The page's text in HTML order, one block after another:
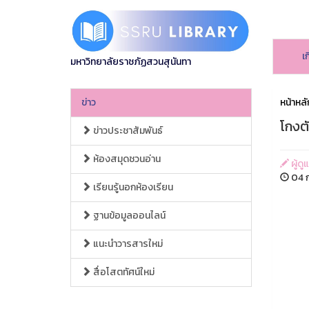
มหาวิทยาลัยราชภัฏสวนสุนันทา
ข่าว
ข่าวประชาสัมพันธ์
ห้องสมุดชวนอ่าน
เรียนรู้นอกห้องเรียน
ฐานข้อมูลออนไลน์
แนะนำวารสารใหม่
สื่อโสตทัศน์ใหม่
หน้าห
โกง
ผู้ดูแ
04